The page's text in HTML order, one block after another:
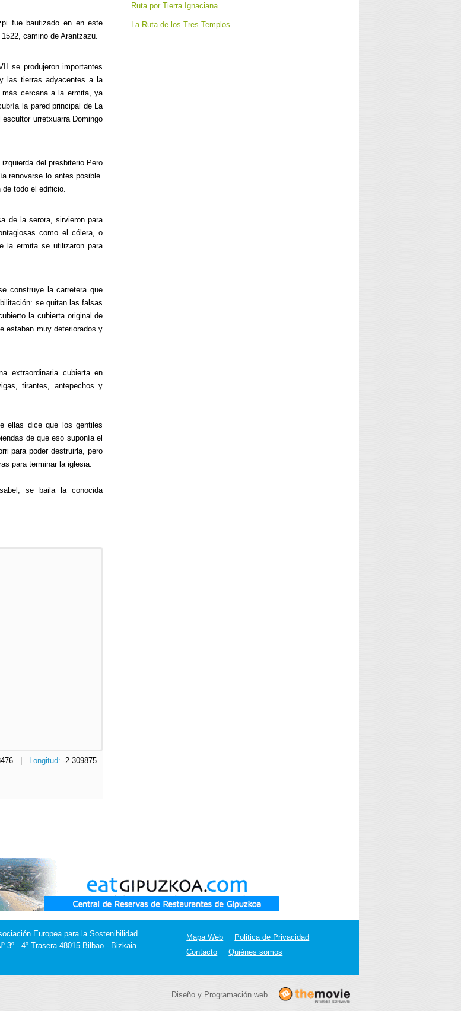
fue bautizado en en este
camino de Arantzazu.
se produjeron importantes
las tierras adyacentes a la
cercana a la ermita, ya
la pared principal de La
urretxuarra Domingo
del presbiterio.Pero
renovarse lo antes posible.
todo el edificio.
de la serora, sirvieron para
como el cólera, o
la ermita se utilizaron para
construye la carretera que
se quitan las falsas
la cubierta original de
estaban muy deteriorados y
extraordinaria cubierta en
tirantes, antepechos y
ellas dice que los gentiles
de que eso suponía el
para poder destruirla, pero
para terminar la iglesia.
se baila la conocida
| Longitud:-2.309875
Ruta por Tierra Ignaciana
La Ruta de los Tres Templos
Europea para la Sostenibilidad
3º - 4º Trasera 48015 Bilbao - Bizkaia
Mapa Web
Politica de Privacidad
Contacto
Quiénes somos
Diseño y Programación web